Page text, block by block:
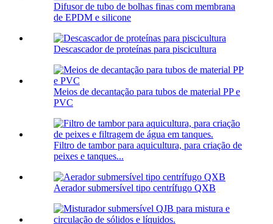
Difusor de tubo de bolhas finas com membrana
de EPDM e silicone
Descascador de proteínas para piscicultura
Meios de decantação para tubos de material PP e
PVC
Filtro de tambor para aquicultura, para criação de
peixes e tanques...
Aerador submersível tipo centrífugo QXB